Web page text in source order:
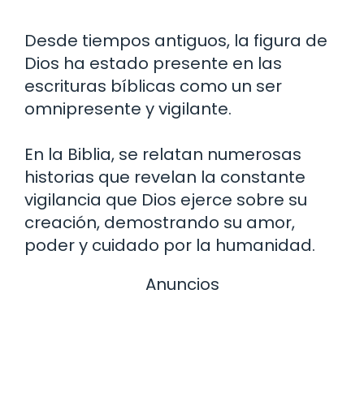
Desde tiempos antiguos, la figura de
Dios ha estado presente en las
escrituras bíblicas como un ser
omnipresente y vigilante.
En la Biblia, se relatan numerosas
historias que revelan la constante
vigilancia que Dios ejerce sobre su
creación, demostrando su amor,
poder y cuidado por la humanidad.
Anuncios